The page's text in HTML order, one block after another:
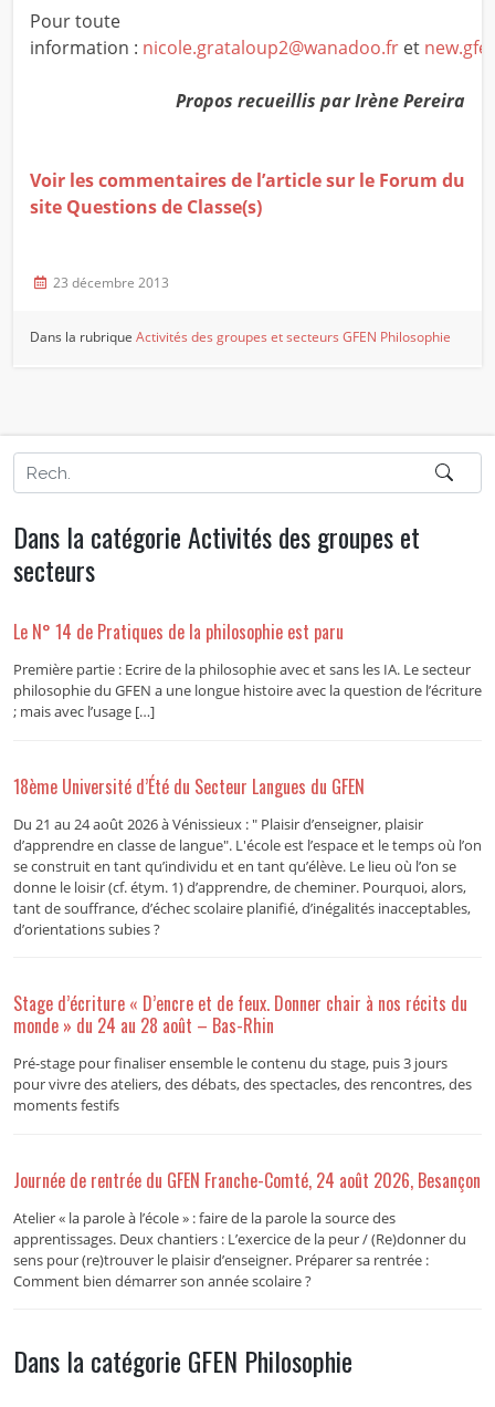
Pour toute
information : nicole.grataloup2@wanadoo.fret
Propos recueillis par Irène Pereira
Voir les commentaires de l’article sur le Forum du
site Questions de Classe(s)
23 décembre 2013
Dans la rubriqueActivités des groupes et secteurs GFEN Philosophie
Dans la catégorie Activités des groupes et
secteurs
Le N° 14 de Pratiques de la philosophie est paru
Première partie : Ecrire de la philosophie avec et sans les IA. Le secteur
philosophie du GFEN a une longue histoire avec la question de l’écriture
; mais avec l’usage […]
18ème Université d’Été du Secteur Langues du GFEN
Du 21 au 24 août 2026 à Vénissieux : " Plaisir d’enseigner, plaisir
d’apprendre en classe de langue". L'école est l’espace et le temps où l’on
se construit en tant qu’individu et en tant qu’élève. Le lieu où l’on se
donne le loisir (cf. étym. 1) d’apprendre, de cheminer. Pourquoi, alors,
tant de souffrance, d’échec scolaire planifié, d’inégalités inacceptables,
d’orientations subies ?
Stage d’écriture « D’encre et de feux. Donner chair à nos récits du
monde » du 24 au 28 août – Bas-Rhin
Pré-stage pour finaliser ensemble le contenu du stage, puis 3 jours
pour vivre des ateliers, des débats, des spectacles, des rencontres, des
moments festifs
Journée de rentrée du GFEN Franche-Comté, 24 août 2026, Besançon
Atelier « la parole à l’école » : faire de la parole la source des
apprentissages. Deux chantiers : L’exercice de la peur / (Re)donner du
sens pour (re)trouver le plaisir d’enseigner. Préparer sa rentrée :
Comment bien démarrer son année scolaire ?
Dans la catégorie GFEN Philosophie